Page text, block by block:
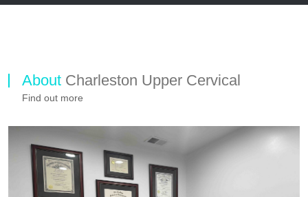
About Charleston Upper Cervical
Find out more